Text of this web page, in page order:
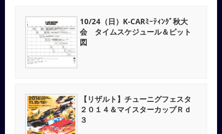
10/24（日）K-CARﾐｰﾃｨﾝｸﾞ秋大
会 タイムスケジュール＆ピット
図
【リザルト】チューニグフェスタ
２０１４＆マイスターカップＲｄ
３